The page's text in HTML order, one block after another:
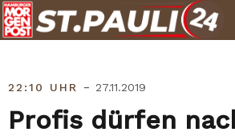
Skip
to
22:10 UHR - 27.11.2019
Profis dürfen